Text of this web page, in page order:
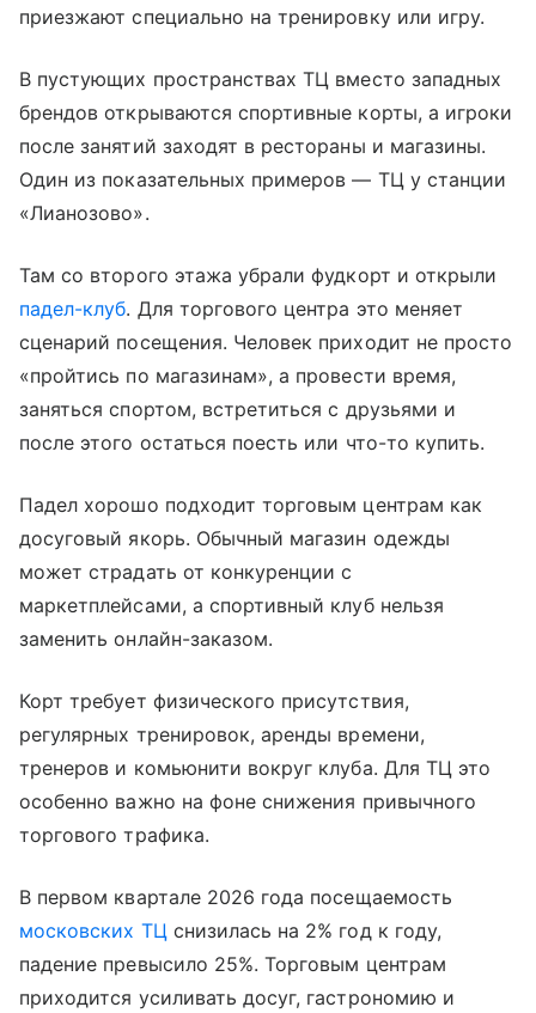
приезжают специально на тренировку или игру.
В пустующих пространствах ТЦ вместо западных
брендов открываются спортивные корты, а игроки
после занятий заходят в рестораны и магазины.
Один из показательных примеров — ТЦ у станции
«Лианозово».
Там со второго этажа убрали фудкорт и открыли
падел-клуб. Для торгового центра это меняет
сценарий посещения. Человек приходит не просто
«пройтись по магазинам», а провести время,
заняться спортом, встретиться с друзьями и
после этого остаться поесть или что-то купить.
Падел хорошо подходит торговым центрам как
досуговый якорь. Обычный магазин одежды
может страдать от конкуренции с
маркетплейсами, а спортивный клуб нельзя
заменить онлайн-заказом.
Корт требует физического присутствия,
регулярных тренировок, аренды времени,
тренеров и комьюнити вокруг клуба. Для ТЦ это
особенно важно на фоне снижения привычного
торгового трафика.
В первом квартале 2026 года посещаемость
московских ТЦ снизилась на 2% год к году,
падение превысило 25%. Торговым центрам
приходится усиливать досуг, гастрономию и